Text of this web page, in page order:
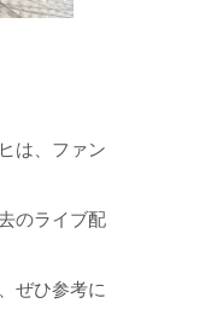
は、ファン
のライブ配
ぜひ参考に